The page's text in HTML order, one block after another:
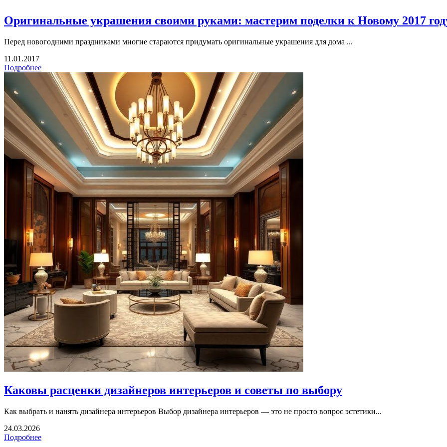
Оригинальные украшения своими руками: мастерим поделки к Новому 2017
Перед новогодними праздниками многие стараются придумать оригинальные украшения для дома ...
11.01.2017
Подробнее
Каковы расценки дизайнеров интерьеров и советы по выбору
Как выбрать и нанять дизайнера интерьеров Выбор дизайнера интерьеров — это не просто вопрос эстетики...
24.03.2026
Подробнее